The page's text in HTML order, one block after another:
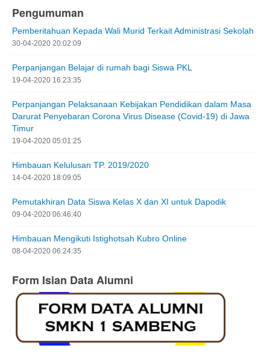
Pengumuman
Pemberitahuan Kepada Wali Murid Terkait Administrasi Sekolah
30-04-2020 20:02:09
Perpanjangan Belajar di rumah bagi Siswa PKL
19-04-2020 16:23:35
Perpanjangan Pelaksanaan Kebijakan Pendidikan dalam Masa
Darurat Penyebaran Corona Virus Disease (Covid-19) di Jawa
Timur
19-04-2020 05:01:25
Himbauan Kelulusan TP. 2019/2020
14-04-2020 18:09:05
Pemutakhiran Data Siswa Kelas X dan XI untuk Dapodik
09-04-2020 06:46:40
Himbauan Mengikuti Istighotsah Kubro Online
08-04-2020 06:24:35
Form Isian Data Alumni